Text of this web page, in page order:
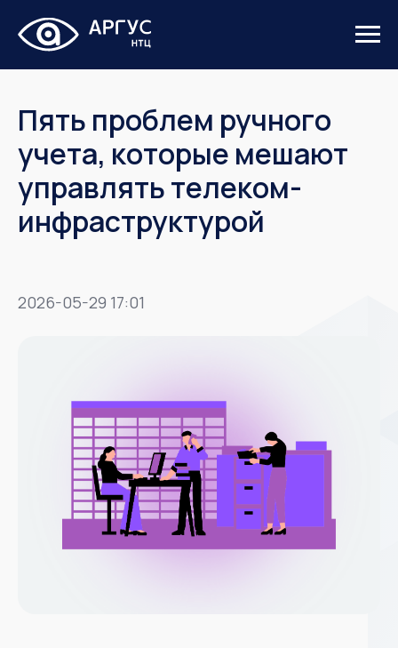
Пять проблем ручного
учета, которые мешают
управлять телеком-
инфраструктурой
2026-05-29 17:01